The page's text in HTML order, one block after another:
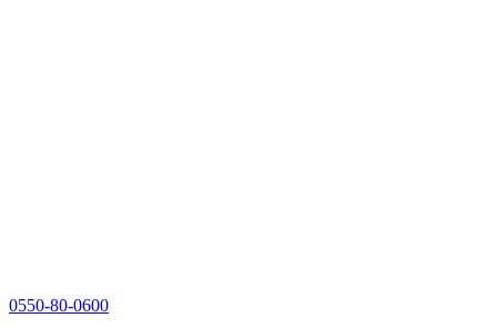
0550-80-0600